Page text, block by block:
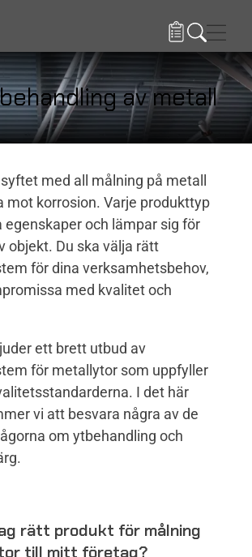
av metall
med all målning på metall
mot korrosion. Varje produkttyp
egenskaper och lämpar sig för
objekt. Du ska välja rätt
för dina verksamhetsbehov,
med kvalitet och
ett brett utbud av
för metallytor som uppfyller
I det här
vi att besvara några av de
om ytbehandling och
rätt produkt för målning
till mitt företag?